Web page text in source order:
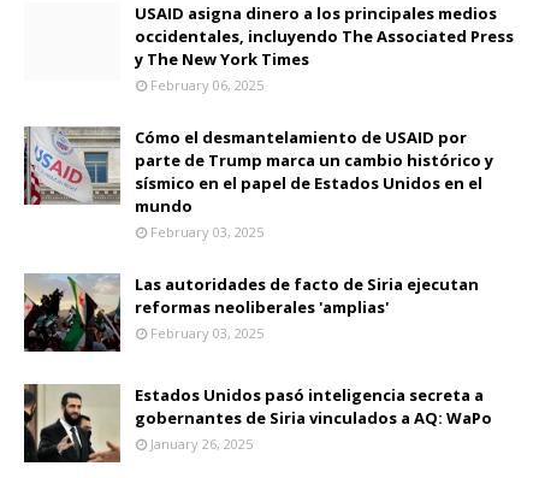
USAID asigna dinero a los principales medios
occidentales, incluyendo The Associated Press
y The New York Times
February 06, 2025
Cómo el desmantelamiento de USAID por
parte de Trump marca un cambio histórico y
sísmico en el papel de Estados Unidos en el
mundo
February 03, 2025
Las autoridades de facto de Siria ejecutan
reformas neoliberales 'amplias'
February 03, 2025
Estados Unidos pasó inteligencia secreta a
gobernantes de Siria vinculados a AQ: WaPo
January 26, 2025